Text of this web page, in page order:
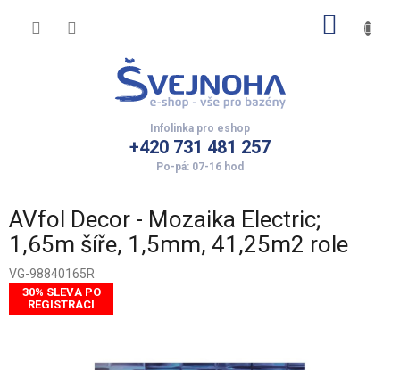
+420 731 481 257
AVfol Decor - Mozaika Electric;
1,65m šíře, 1,5mm, 41,25m2 role
VG-98840165R
30% SLEVA PO
REGISTRACI